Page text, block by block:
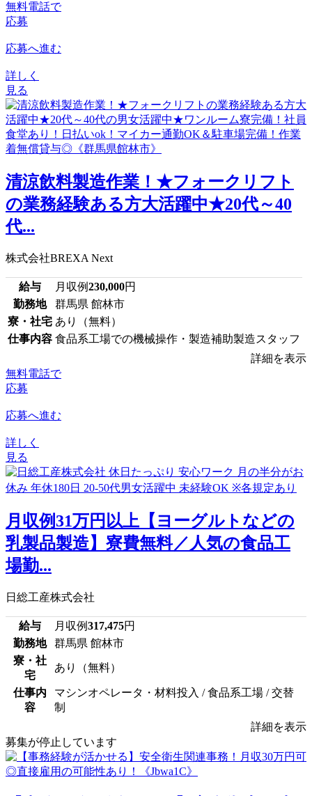
無料電話で
応募
応募へ進む
詳しく
見る
清涼飲料製造作業！★フォークリフト
の業務経験ある方大活躍中★20代～40
代...
株式会社BREXA Next
給与 月収例230,000円
勤務地
群馬県 館林市
寮・社宅 あり（無料）
仕事内容 食品系工場での機械操作・製造補助製造スタッフ
詳細を表示
無料電話で
応募
応募へ進む
詳しく
見る
月収例31万円以上【ヨーグルトなどの
乳製品製造】寮費無料／人気の食品工
場勤...
日総工産株式会社
給与 月収例317,475円
勤務地
群馬県 館林市
寮・社
宅
あり（無料）
仕事内
容
マシンオペレータ・材料投入 / 食品系工場 / 交替
制
詳細を表示
募集が停止しています